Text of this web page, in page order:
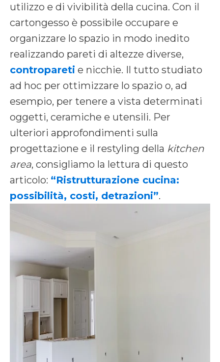
utilizzo e di vivibilità della cucina. Con il
cartongesso è possibile occupare e
organizzare lo spazio in modo inedito
realizzando pareti di altezze diverse,
contropareti e nicchie. Il tutto studiato
ad hoc per ottimizzare lo spazio o, ad
esempio, per tenere a vista determinati
oggetti, ceramiche e utensili. Per
ulteriori approfondimenti sulla
progettazione e il restyling della kitchen
area, consigliamo la lettura di questo
articolo: “Ristrutturazione cucina:
possibilità, costi, detrazioni”.